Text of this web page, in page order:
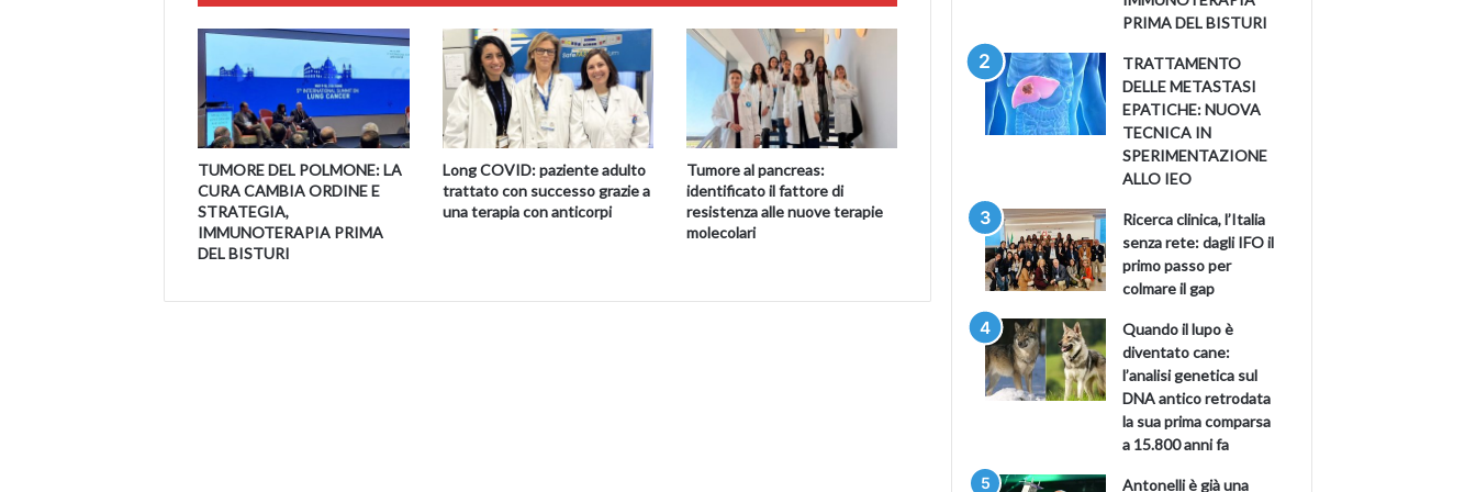
TUMORE DEL POLMONE: LA
CURA CAMBIA ORDINE E
STRATEGIA,
IMMUNOTERAPIA PRIMA
DEL BISTURI
Long COVID: paziente adulto
trattato con successo grazie a
una terapia con anticorpi
Tumore al pancreas:
identificato il fattore di
resistenza alle nuove terapie
molecolari
PRIMA DEL BISTURI
TRATTAMENTO
DELLE METASTASI
EPATICHE: NUOVA
TECNICA IN
SPERIMENTAZIONE
ALLO IEO
Ricerca clinica, l’Italia
senza rete: dagli IFO il
primo passo per
colmare il gap
Quando il lupo è
diventato cane:
l’analisi genetica sul
DNA antico retrodata
la sua prima comparsa
a 15.800 anni fa
Antonelli è già una